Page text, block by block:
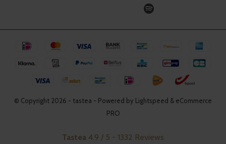
© Copyright 2026 - tastea - Powered by Lightspeed & eCommerce
PRO
Tastea 4.9 / 5 - 1332 Reviews